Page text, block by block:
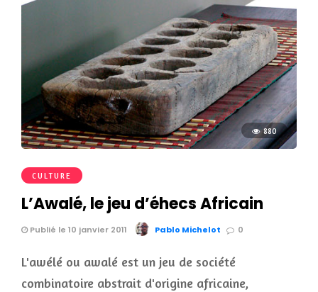
880
CULTURE
L’Awalé, le jeu d’éhecs Africain
Publié le 10 janvier 2011 Pablo Michelot 0
L'awélé ou awalé est un jeu de société
combinatoire abstrait d'origine africaine,